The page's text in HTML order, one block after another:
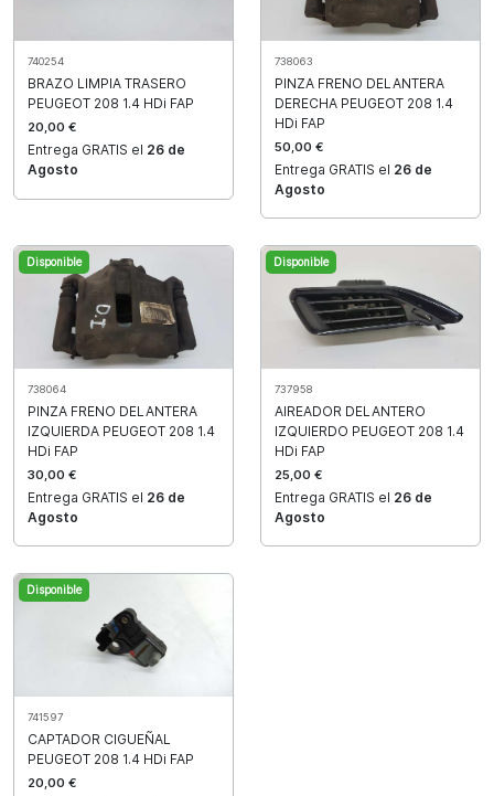
740254
BRAZO LIMPIA TRASERO
PEUGEOT 208 1.4 HDi FAP
20,00 €
Entrega GRATIS el 26 de
Agosto
738063
PINZA FRENO DELANTERA
DERECHA PEUGEOT 208 1.4
HDi FAP
50,00 €
Entrega GRATIS el 26 de
Agosto
Disponible
738064
PINZA FRENO DELANTERA
IZQUIERDA PEUGEOT 208 1.4
HDi FAP
30,00 €
Entrega GRATIS el 26 de
Agosto
Disponible
737958
AIREADOR DELANTERO
IZQUIERDO PEUGEOT 208 1.4
HDi FAP
25,00 €
Entrega GRATIS el 26 de
Agosto
Disponible
741597
CAPTADOR CIGUEÑAL
PEUGEOT 208 1.4 HDi FAP
20,00 €